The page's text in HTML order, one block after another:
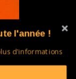
l'année !
d'informations